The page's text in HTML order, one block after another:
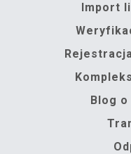
Import
Blog